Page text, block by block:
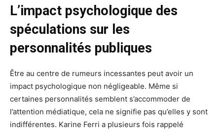
L’impact psychologique des
spéculations sur les
personnalités publiques
Être au centre de rumeurs incessantes peut avoir un
impact psychologique non négligeable. Même si
certaines personnalités semblent s’accommoder de
l’attention médiatique, cela ne signifie pas qu’elles y sont
indifférentes. Karine Ferri a plusieurs fois rappelé